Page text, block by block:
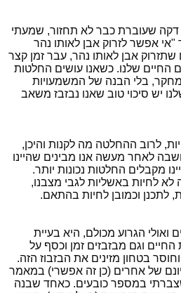
שעוברת כבר לא תחזור, שמעתי
אפשר לזרוק אבן לאותו נהר
אבן לאותו נהר, עבר זמן קצר
החיים שלנו. כשאנו עושים החלטות
בלי הבנה של המשמעויות
יש סיכוי טוב שאנו נבזבז משאב
לרוב ההחלטה מה לקנות והיכן,
לאחר מעשה אנו מבינים שהיינו
מקבלים החלטות נכונות יותר.
לחיות באשליות לגבי מצבנו,
לתכנן וכמובן לחיות בהתאם.
הגרוע מכולם, היא בעיית
החיים וגם מבזבזים זמן וכסף על
בטחון מזינים את הבזבוז הזה.
של אחרים (כן זה אפשרי) במאמר
במספר כובעים. כאחד שבנה